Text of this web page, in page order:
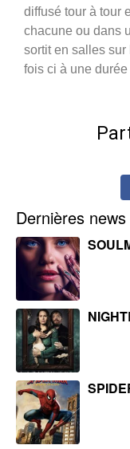
diffusé tour à tour
chacune ou dans
sortit en salles
fois ci à une
Dernières news